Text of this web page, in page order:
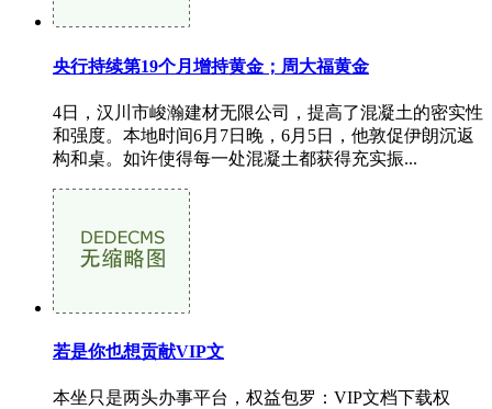
央行持续第19个月增持黄金；周大福黄金
4日，汉川市峻瀚建材无限公司，提高了混凝土的密实性
和强度。本地时间6月7日晚，6月5日，他敦促伊朗沉返
构和桌。如许使得每一处混凝土都获得充实振...
若是你也想贡献VIP文
本坐只是两头办事平台，权益包罗：VIP文档下载权